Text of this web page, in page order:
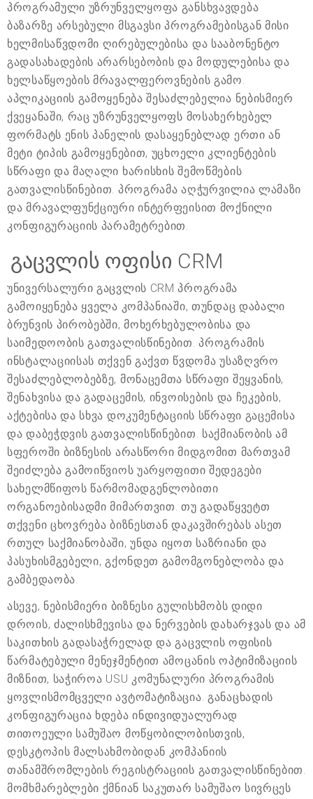
პროგრამული უზრუნველყოფა განსხვავდება
ბაზარზე არსებული მსგავსი პროგრამებისგან მისი
ხელმისაწვდომი ღირებულებისა და სააბონენტო
გადასახადების არარსებობის და მოდულებისა და
ხელსაწყოების მრავალფეროვნების გამო.
აპლიკაციის გამოყენება შესაძლებელია ნებისმიერ
ქვეყანაში, რაც უზრუნველყოფს მოსახერხებელ
ფორმატს ენის პანელის დასაყენებლად ერთი ან
მეტი ტიპის გამოყენებით, უცხოელი კლიენტების
სწრაფი და მაღალი ხარისხის შემოწმების
გათვალისწინებით. პროგრამა აღჭურვილია ლამაზი
და მრავალფუნქციური ინტერფეისით მოქნილი
კონფიგურაციის პარამეტრებით.
გაცვლის ოფისი CRM
უნივერსალური გაცვლის CRM პროგრამა
გამოიყენება ყველა კომპანიაში, თუნდაც დაბალი
ბრუნვის პირობებში, მოხერხებულობისა და
საიმედოობის გათვალისწინებით. პროგრამის
ინსტალაციისას თქვენ გაქვთ წვდომა უსაზღვრო
შესაძლებლობებზე, მონაცემთა სწრაფი შეყვანის,
შენახვისა და გადაცემის, ინვოისების და ჩეკების,
აქტებისა და სხვა დოკუმენტაციის სწრაფი გაცემისა
და დაბეჭდვის გათვალისწინებით. საქმიანობის ამ
სფეროში ბიზნესის არასწორი მიდგომით მართვამ
შეიძლება გამოიწვიოს უარყოფითი შედეგები
სახელმწიფოს წარმომადგენლობითი
ორგანოებისადმი მიმართვით. თუ გადაწყვეტთ
თქვენი ცხოვრება ბიზნესთან დაკავშირებას ასეთ
რთულ საქმიანობაში, უნდა იყოთ საზრიანი და
პასუხისმგებელი, გქონდეთ გამომგონებლობა და
გამბედაობა.
ასევე, ნებისმიერი ბიზნესი გულისხმობს დიდი
დროის, ძალისხმევისა და ნერვების დახარჯვას და ამ
საკითხის გადასაჭრელად და გაცვლის ოფისის
წარმატებული მენეჯმენტით ამოცანის ოპტიმიზაციის
მიზნით, საჭიროა USU კომუნალური პროგრამის
ყოვლისმომცველი ავტომატიზაცია. განაცხადის
კონფიგურაცია ხდება ინდივიდუალურად
თითოეული სამუშაო მოწყობილობისთვის,
დესკტოპის მალსახმობიდან კომპანიის
თანამშრომლების რეგისტრაციის გათვალისწინებით.
მომხმარებლები ქმნიან საკუთარ სამუშაო სივრცეს